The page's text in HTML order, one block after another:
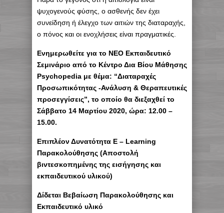
ψυχογενούς φύσης, ο ασθενής δεν έχει
συνείδηση ή έλεγχο των αιτιών της διαταραχής,
ο πόνος και οι ενοχλήσεις είναι πραγματικές.
Eνημερωθείτε για το ΝΕΟ Εκπαιδευτικό
Σεμινάριο από το Κέντρο Δια Βίου Μάθησης
Psychopedia με θέμα: “Διαταραχές
Προσωπικότητας -Ανάλυση & Θεραπευτικές
προσεγγίσεις”, το οποίο θα διεξαχθεί το
Σάββατο 14 Mαρτίου 2020, ώρα: 12.00 –
15.00.
Επιπλέον Δυνατότητα E – Learning
Παρακολούθησης (Αποστολή
βιντεσκοπημένης της εισήγησης και
εκπαιδευτικού υλικού)
Δίδεται Βεβαίωση Παρακολούθησης και
Εκπαιδευτικό υλικό